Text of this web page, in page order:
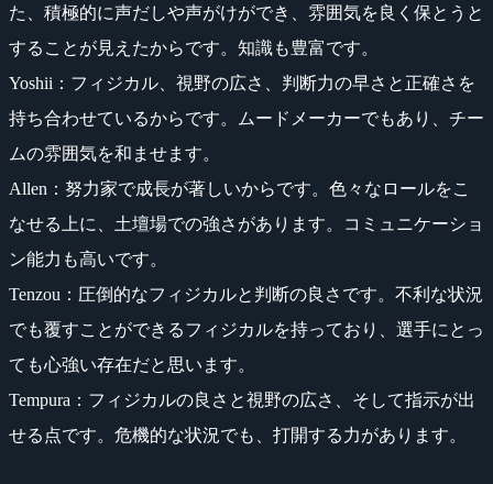
た、積極的に声だしや声がけができ、雰囲気を良く保とうと
することが見えたからです。知識も豊富です。
Yoshii：フィジカル、視野の広さ、判断力の早さと正確さを
持ち合わせているからです。ムードメーカーでもあり、チー
ムの雰囲気を和ませます。
Allen：努力家で成長が著しいからです。色々なロールをこ
なせる上に、土壇場での強さがあります。コミュニケーショ
ン能力も高いです。
Tenzou：圧倒的なフィジカルと判断の良さです。不利な状況
でも覆すことができるフィジカルを持っており、選手にとっ
ても心強い存在だと思います。
Tempura：フィジカルの良さと視野の広さ、そして指示が出
せる点です。危機的な状況でも、打開する力があります。